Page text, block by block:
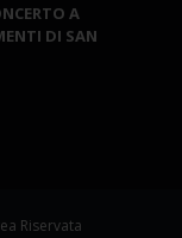
A
DI SAN
Riservata